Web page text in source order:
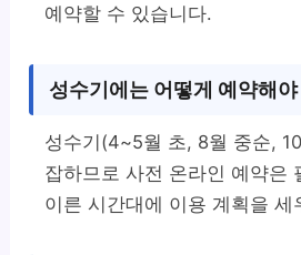
예약할 수 있습니다.
성수기에는 어떻게 예약해
성수기(4~5월 초, 8월 중순,
잡하므로 사전 온라인 예약은
이른 시간대에 이용 계획을 세